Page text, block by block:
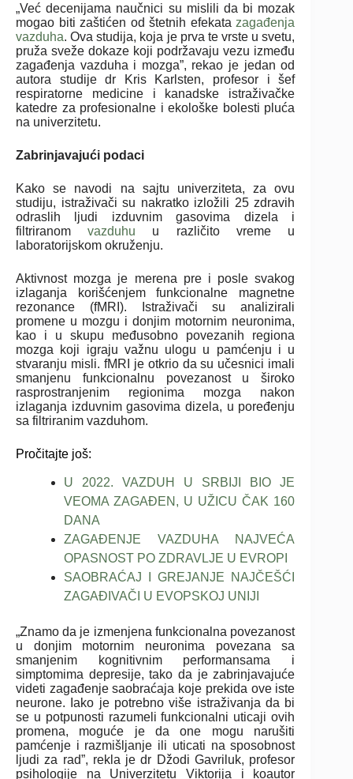
„Već decenijama naučnici su mislili da bi mozak
mogao biti zaštićen od štetnih efekata zagađenja
vazduha. Ova studija, koja je prva te vrste u svetu,
pruža sveže dokaze koji podržavaju vezu između
zagađenja vazduha i mozga”, rekao je jedan od
autora studije dr Kris Karlsten, profesor i šef
respiratorne medicine i kanadske istraživačke
katedre za profesionalne i ekološke bolesti pluća
na univerzitetu.
Zabrinjavajući podaci
Kako se navodi na sajtu univerziteta, za ovu
studiju, istraživači su nakratko izložili 25 zdravih
odraslih ljudi izduvnim gasovima dizela i
filtriranomvazduhu u različito vreme u
laboratorijskom okruženju.
Aktivnost mozga je merena pre i posle svakog
izlaganja korišćenjem funkcionalne magnetne
rezonance (fMRI).
Istraživači su analizirali
promene u mozgu i donjim motornim neuronima,
kao i u skupu međusobno povezanih regiona
mozga koji igraju važnu ulogu u pamćenju i u
stvaranju misli. fMRI je otkrio da su učesnici imali
smanjenu funkcionalnu povezanost u široko
rasprostranjenim regionima mozga nakon
izlaganja izduvnim gasovima dizela, u poređenju
sa filtriranim vazduhom.
Pročitajte još:
U 2022. VAZDUH U SRBIJI BIO JE
VEOMA ZAGAĐEN, U UŽICU ČAK 160
DANA
ZAGAĐENJE VAZDUHA NAJVEĆA
OPASNOST PO ZDRAVLJE U EVROPI
SAOBRAĆAJ I GREJANJE NAJČEŠĆI
ZAGAĐIVAČI U EVOPSKOJ UNIJI
„Znamo da je izmenjena funkcionalna povezanost
u donjim motornim neuronima povezana sa
smanjenim kognitivnim performansama i
simptomima depresije, tako da je zabrinjavajuće
videti zagađenje saobraćaja koje prekida ove iste
neurone. Iako je potrebno više istraživanja da bi
se u potpunosti razumeli funkcionalni uticaji ovih
promena, moguće je da one mogu narušiti
pamćenje i razmišljanje ili uticati na sposobnost
ljudi za rad”, rekla je dr Džodi Gavriluk, profesor
psihologije na Univerzitetu Viktorija i koautor